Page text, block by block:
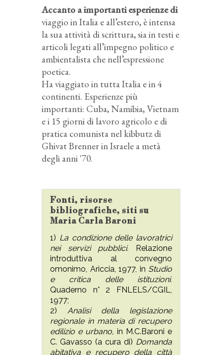
Accanto a importanti esperienze di
viaggio in Italia e all’estero, è intensa
la sua attività di scrittura, sia in testi e
articoli legati all’impegno politico e
ambientalista che nell’espressione
poetica.
Ha viaggiato in tutta Italia e in 4
continenti. Esperienze più
importanti: Cuba, Namibia, Vietnam
e i 15 giorni di lavoro agricolo e di
pratica comunista nel kibbutz di
Ghivat Brenner in Israele a metà
degli anni '70.
Fonti, risorse
bibliografiche, siti su
Maria Carla Baroni
1) La condizione delle lavoratrici
nei servizi pubblici. Relazione
introduttiva al convegno
omonimo, Ariccia, 1977, in Studio
e critica delle istituzioni.
Quaderno n° 2 FNLELS/CGIL,
1977;
2) Analisi della legislazione
regionale in materia di recupero
edilizio e urbano, in M.C.Baroni e
C. Gavasso (a cura di) Domanda
abitativa e recupero della città